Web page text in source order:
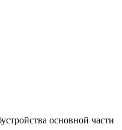
основной части